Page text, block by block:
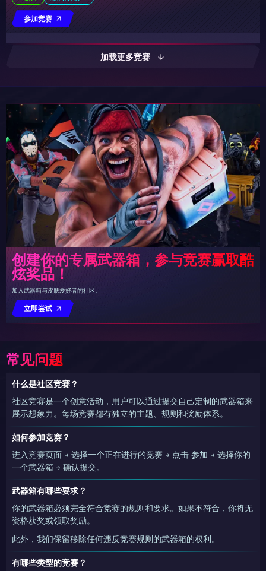
参加竞赛
加载更多竞赛
创建你的专属武器箱，参与竞赛赢取酷
炫奖品！
加入武器箱与皮肤爱好者的社区。
立即尝试
常见问题
什么是社区竞赛？
社区竞赛是一个创意活动，用户可以通过提交自己定制的武器箱来
展示想象力。每场竞赛都有独立的主题、规则和奖励体系。
如何参加竞赛？
进入竞赛页面 → 选择一个正在进行的竞赛 → 点击 参加 → 选择你的
一个武器箱 → 确认提交。
武器箱有哪些要求？
你的武器箱必须完全符合竞赛的规则和要求。如果不符合，你将无
资格获奖或领取奖励。
此外，我们保留移除任何违反竞赛规则的武器箱的权利。
有哪些类型的竞赛？